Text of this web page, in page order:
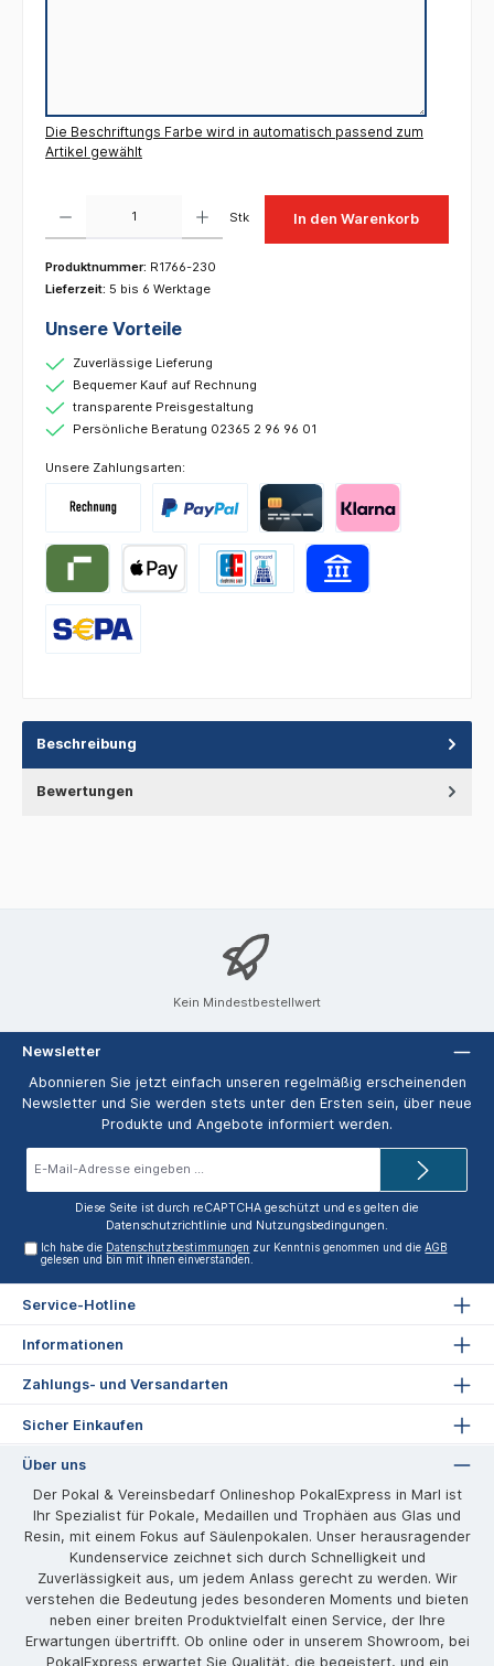
Die Beschriftungs Farbe wird in automatisch passend zum
Artikel gewählt
Stk In den Warenkorb
Produktnummer: R1766-230
Lieferzeit: 5 bis 6 Werktage
Unsere Vorteile
Zuverlässige Lieferung
Bequemer Kauf auf Rechnung
transparente Preisgestaltung
Persönliche Beratung 02365 2 96 96 01
Unsere Zahlungsarten:
Beschreibung
Bewertungen
Kein Mindestbestellwert
Newsletter
Abonnieren Sie jetzt einfach unseren regelmäßig erscheinenden
Newsletter und Sie werden stets unter den Ersten sein, über neue
Produkte und Angebote informiert werden.
Diese Seite ist durch reCAPTCHA geschützt und es gelten die
Datenschutzrichtlinie und Nutzungsbedingungen.
Ich habe die Datenschutzbestimmungen zur Kenntnis genommen und dieAGB
gelesen und bin mit ihnen einverstanden.
Service-Hotline
Informationen
Zahlungs- und Versandarten
Sicher Einkaufen
Über uns
Der Pokal & Vereinsbedarf Onlineshop PokalExpress in Marl ist
Ihr Spezialist für Pokale, Medaillen und Trophäen aus Glas und
Resin, mit einem Fokus auf Säulenpokalen. Unser herausragender
Kundenservice zeichnet sich durch Schnelligkeit und
Zuverlässigkeit aus, um jedem Anlass gerecht zu werden. Wir
verstehen die Bedeutung jedes besonderen Moments und bieten
neben einer breiten Produktvielfalt einen Service, der Ihre
Erwartungen übertrifft. Ob online oder in unserem Showroom, bei
PokalExpress erwartet Sie Qualität, die begeistert, und ein